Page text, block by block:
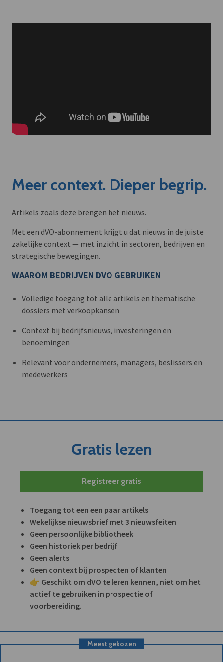
Meer context. Dieper begrip.
Artikels zoals deze brengen het nieuws.
Met een dVO-abonnement krijgt u dat nieuws in de juiste
zakelijke context — met inzicht in sectoren, bedrijven en
strategische bewegingen.
WAAROM BEDRIJVEN DVO GEBRUIKEN
Volledige toegang tot alle artikels en thematische
dossiers met verkoopkansen
Context bij bedrijfsnieuws, investeringen en
benoemingen
Relevant voor ondernemers, managers, beslissers en
medewerkers
Gratis lezen
Registreer gratis
Toegang tot een een paar artikels
Wekelijkse nieuwsbrief met 3 nieuwsfeiten
Geen persoonlijke bibliotheek
Geen historiek per bedrijf
Geen alerts
Geen context bij prospecten of klanten
👉 Geschikt om dVO te leren kennen, niet om het
actief te gebruiken in prospectie of
voorbereiding.
Meest gekozen